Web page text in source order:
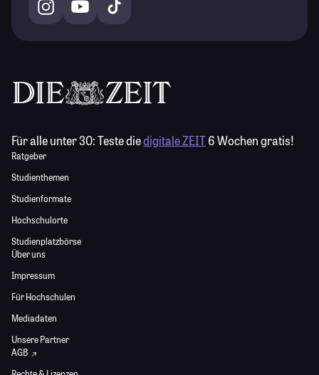
Für alle unter 30:Teste diedigitale ZEIT6 Wochen gratis!
Ratgeber
Studienthemen
Studienformate
Hochschulorte
Studienplatzbörse
Über uns
Impressum
Für Hochschulen
Mediadaten
Unsere Partner
AGB